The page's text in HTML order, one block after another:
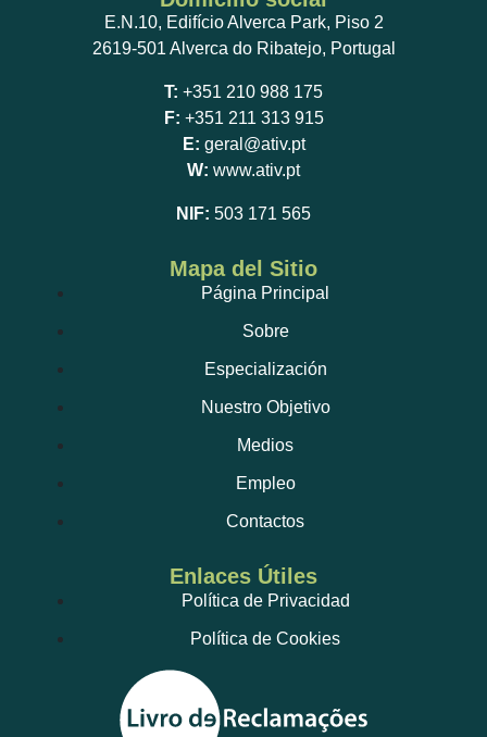
E.N.10, Edifício Alverca Park, Piso 2
2619-501 Alverca do Ribatejo, Portugal
T: +351 210 988 175
F: +351 211 313 915
E: geral@ativ.pt
W: www.ativ.pt
NIF: 503 171 565
Mapa del Sitio
Página Principal
Sobre
Especialización
Nuestro Objetivo
Medios
Empleo
Contactos
Enlaces Útiles
Política de Privacidad
Política de Cookies